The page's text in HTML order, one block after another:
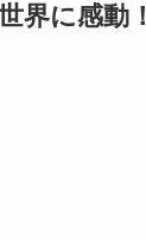
界に感動！